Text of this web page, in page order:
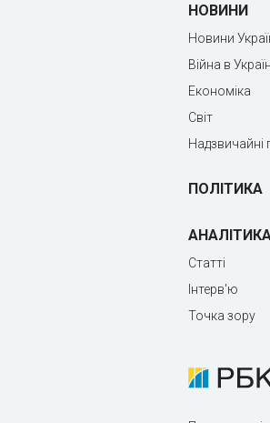
НОВИНИ
Новини
Війна в
Економіка
Світ
Надзвичайні
ПОЛІТИКА
Статті
Інтерв'ю
Точка зору